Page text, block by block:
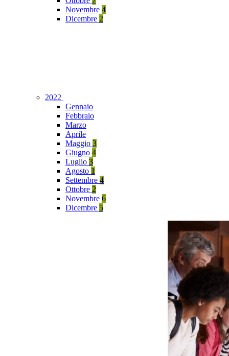
Novembre 4
Dicembre 2
2022
Gennaio
Febbraio
Marzo
Aprile
Maggio 3
Giugno 4
Luglio 3
Agosto 1
Settembre 4
Ottobre 2
Novembre 6
Dicembre 5